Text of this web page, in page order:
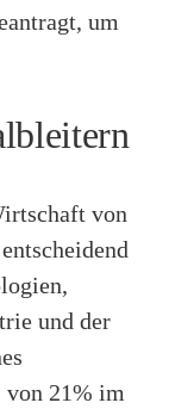
um
von
und der
21% im